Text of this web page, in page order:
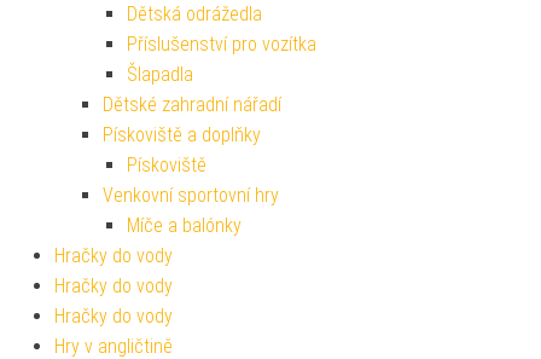
Dětská odrážedla
Příslušenství pro vozítka
Šlapadla
Dětské zahradní nářadí
Pískoviště a doplňky
Pískoviště
Venkovní sportovní hry
Míče a balónky
Hračky do vody
Hračky do vody
Hračky do vody
Hry v angličtině